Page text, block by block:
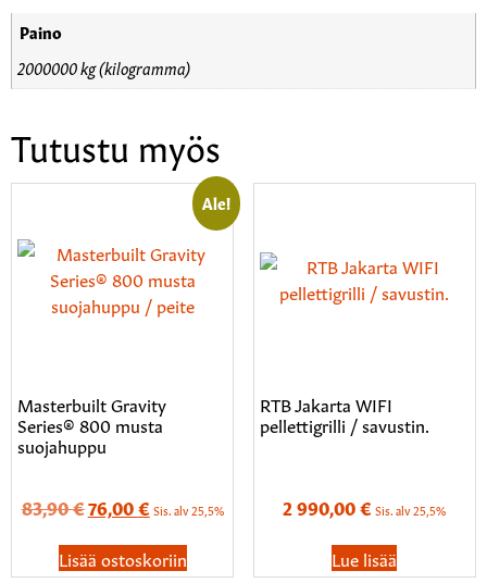
Paino
2000000 kg (kilogramma)
Tutustu myös
Ale!
Masterbuilt Gravity
Series® 800 musta
suojahuppu
83,90€76,00€ Sis. alv 25,5%
Lisää ostoskoriin
RTB Jakarta WIFI
pellettigrilli / savustin.
2 990,00€ Sis. alv 25,5%
Lue lisää